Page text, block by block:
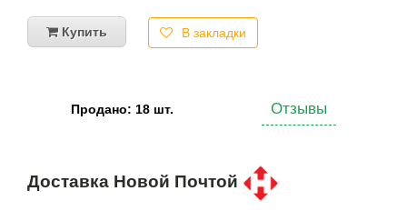
Купить В закладки
Продано: 18 шт. Отзывы
Доставка Новой Почтой